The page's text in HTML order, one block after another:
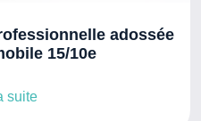
adossée
15/10e
suite